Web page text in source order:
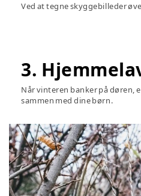
Ved at tegne skyggebilleder
3.
Når vinteren banker på døren,
sammen med dine børn.